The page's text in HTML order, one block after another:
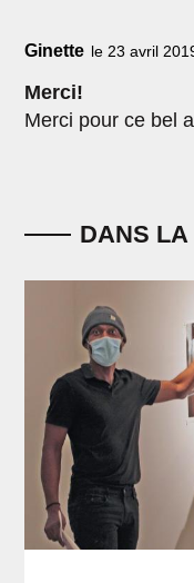
Ginette le 23 avril
Merci!
Merci pour ce bel
DANS LA